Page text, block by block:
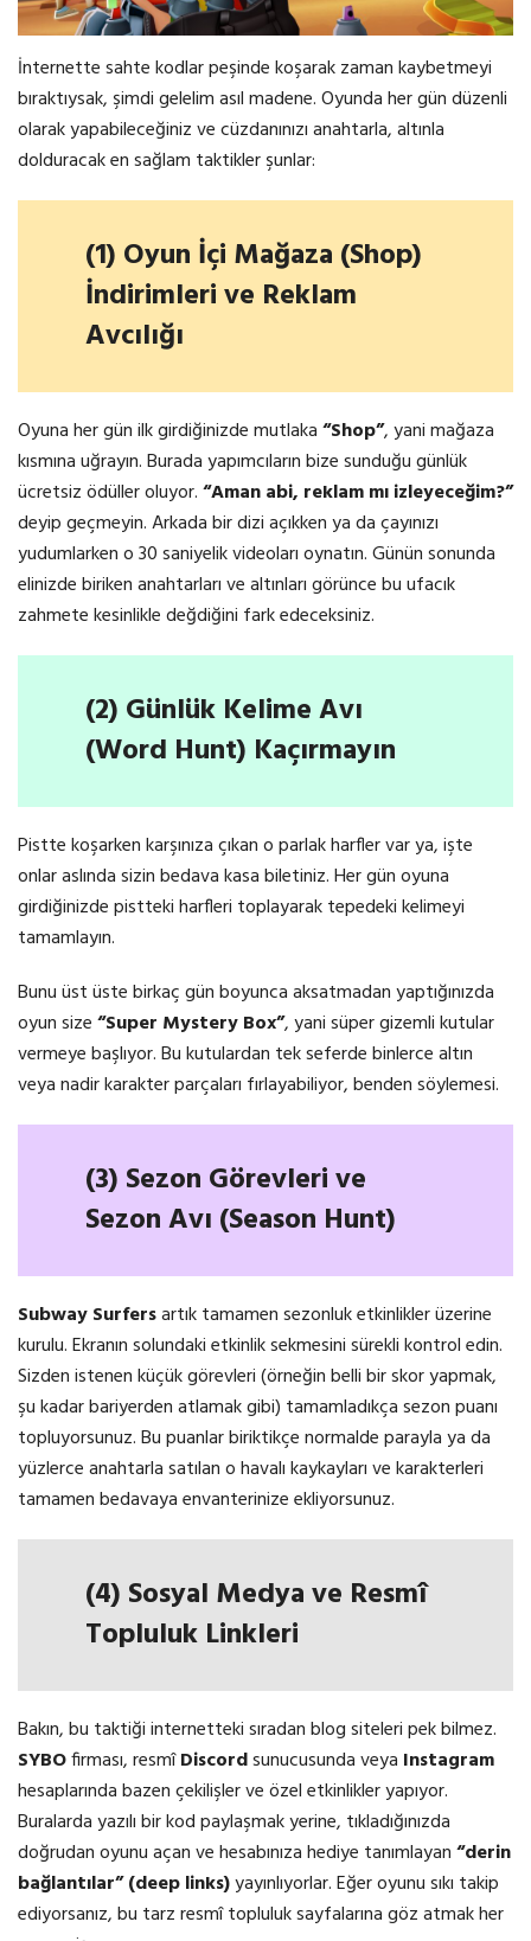
İnternette sahte kodlar peşinde koşarak zaman kaybetmeyi
bıraktıysak, şimdi gelelim asıl madene. Oyunda her gün düzenli
olarak yapabileceğiniz ve cüzdanınızı anahtarla, altınla
dolduracak en sağlam taktikler şunlar:
(1) Oyun İçi Mağaza (Shop)
İndirimleri ve Reklam
Avcılığı
Oyuna her gün ilk girdiğinizde mutlaka“Shop”, yani mağaza
kısmına uğrayın. Burada yapımcıların bize sunduğu günlük
ücretsiz ödüller oluyor.“Aman abi, reklam mı izleyeceğim?”
deyip geçmeyin. Arkada bir dizi açıkken ya da çayınızı
yudumlarken o 30 saniyelik videoları oynatın. Günün sonunda
elinizde biriken anahtarları ve altınları görünce bu ufacık
zahmete kesinlikle değdiğini fark edeceksiniz.
(2) Günlük Kelime Avı
(Word Hunt) Kaçırmayın
Pistte koşarken karşınıza çıkan o parlak harfler var ya, işte
onlar aslında sizin bedava kasa biletiniz. Her gün oyuna
girdiğinizde pistteki harfleri toplayarak tepedeki kelimeyi
tamamlayın.
Bunu üst üste birkaç gün boyunca aksatmadan yaptığınızda
oyun size“Super Mystery Box”, yani süper gizemli kutular
vermeye başlıyor. Bu kutulardan tek seferde binlerce altın
veya nadir karakter parçaları fırlayabiliyor, benden söylemesi.
(3) Sezon Görevleri ve
Sezon Avı (Season Hunt)
Subway Surfersartık tamamen sezonluk etkinlikler üzerine
kurulu. Ekranın solundaki etkinlik sekmesini sürekli kontrol edin.
Sizden istenen küçük görevleri (örneğin belli bir skor yapmak,
şu kadar bariyerden atlamak gibi) tamamladıkça sezon puanı
topluyorsunuz. Bu puanlar biriktikçe normalde parayla ya da
yüzlerce anahtarla satılan o havalı kaykayları ve karakterleri
tamamen bedavaya envanterinize ekliyorsunuz.
(4) Sosyal Medya ve Resmî
Topluluk Linkleri
Bakın, bu taktiği internetteki sıradan blog siteleri pek bilmez.
SYBOfirması, resmîDiscordsunucusunda veya Instagram
hesaplarında bazen çekilişler ve özel etkinlikler yapıyor.
Buralarda yazılı bir kod paylaşmak yerine, tıkladığınızda
doğrudan oyunu açan ve hesabınıza hediye tanımlayan“derin
bağlantılar” (deep links)yayınlıyorlar. Eğer oyunu sıkı takip
ediyorsanız, bu tarz resmî topluluk sayfalarına göz atmak her